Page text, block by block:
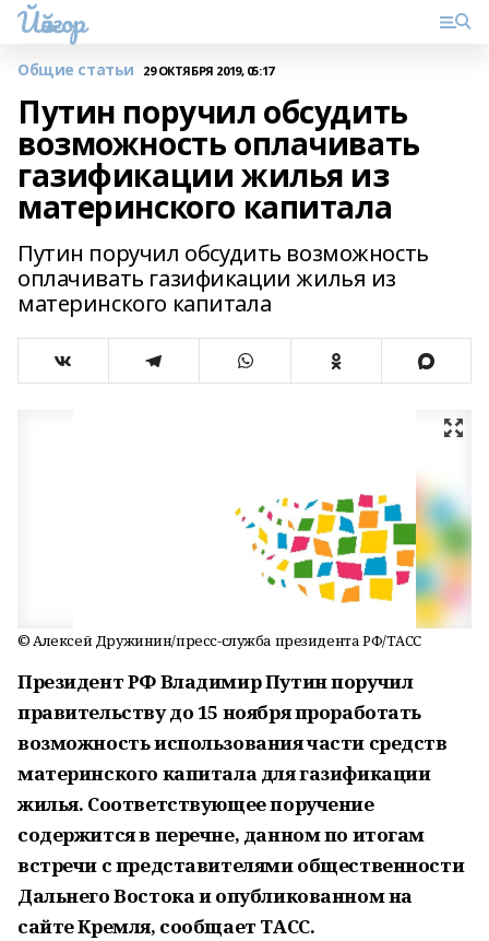
Йәйғор
Общие статьи 29 ОКТЯБРЯ 2019, 05:17
Путин поручил обсудить
возможность оплачивать
газификации жилья из
материнского капитала
Путин поручил обсудить возможность
оплачивать газификации жилья из
материнского капитала
© Алексей Дружинин/пресс-служба президента РФ/ТАСС
Президент РФ Владимир Путин поручил
правительству до 15 ноября проработать
возможность использования части средств
материнского капитала для газификации
жилья. Соответствующее поручение
содержится в перечне, данном по итогам
встречи с представителями общественности
Дальнего Востока и опубликованном на
сайте Кремля, сообщает ТАСС.